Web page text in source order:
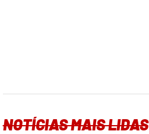
NOTÍCIAS MAIS LIDAS